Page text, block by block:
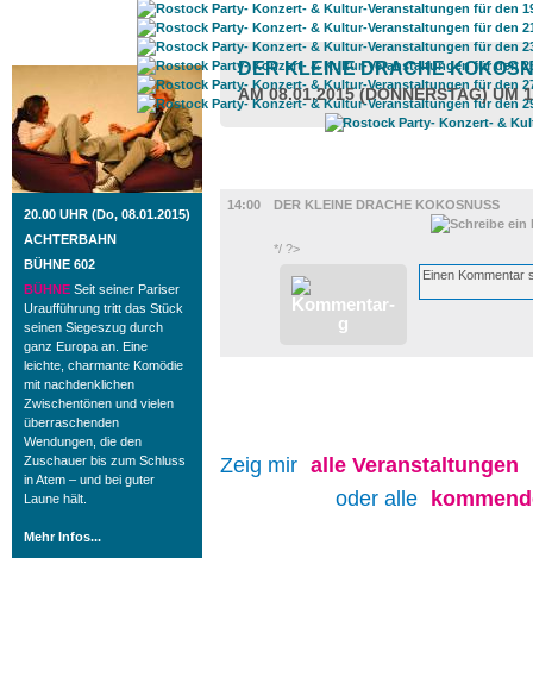
ROSTOCK TAGESTIPP
20.00 UHR (Do, 08.01.2015)
ACHTERBAHN
BÜHNE 602
BÜHNE Seit seiner Pariser
Uraufführung tritt das Stück
seinen Siegeszug durch
ganz Europa an. Eine
leichte, charmante Komödie
mit nachdenklichen
Zwischentönen und vielen
überraschenden
Wendungen, die den
Zuschauer bis zum Schluss
in Atem – und bei guter
Laune hält.
Mehr Infos...
DER KLEINE DRACHE
AM 08.01.2015 (DONNERSTAG) UM
14:00
DER KLEINE DRACHE KOKOSNUSS
*/ ?>
Zeig mir alle Veranstaltungen
oder alle